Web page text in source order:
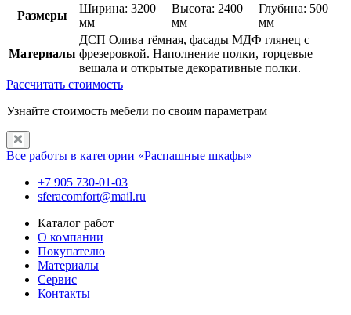
Размеры
Ширина: 3200
мм
Высота: 2400
мм
Глубина: 500
мм
Материалы
ДСП Олива тёмная, фасады МДФ глянец с
фрезеровкой. Наполнение полки, торцевые
вешала и открытые декоративные полки.
Рассчитать стоимость
Узнайте стоимость мебели по своим параметрам
Все работы в категории «Распашные шкафы»
+7 905 730-01-03
sferacomfort@mail.ru
Каталог работ
О компании
Покупателю
Материалы
Сервис
Контакты